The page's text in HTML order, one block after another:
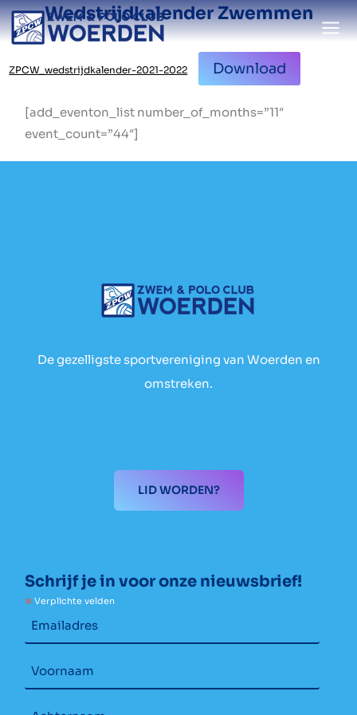
Doorgaan
naar
Wedstrijdkalender Zwemmen
ZPCW_wedstrijdkalender-2021-2022 Download
[add_eventon_list number_of_months=”11″
event_count=”44″]
De gezelligste sportvereniging van Woerden en
omstreken.
LID WORDEN?
Schrijf je in voor onze nieuwsbrief!
* Verplichte velden